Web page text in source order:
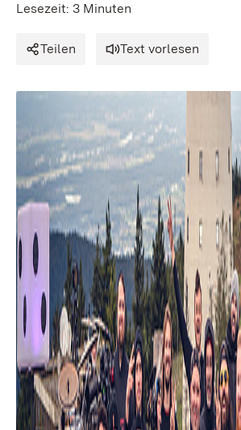
Lesezeit: 3 Minuten
Teilen Text vorlesen